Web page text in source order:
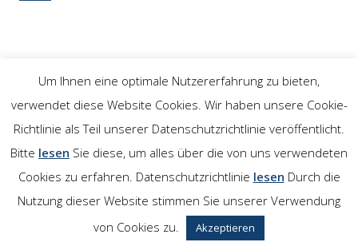
Um Ihnen eine optimale Nutzererfahrung zu bieten,
verwendet diese Website Cookies. Wir haben unsere Cookie-
Richtlinie als Teil unserer Datenschutzrichtlinie veröffentlicht.
Bitte lesen Sie diese, um alles über die von uns verwendeten
Cookies zu erfahren. Datenschutzrichtlinie lesen Durch die
Nutzung dieser Website stimmen Sie unserer Verwendung
von Cookies zu.
Akzeptieren